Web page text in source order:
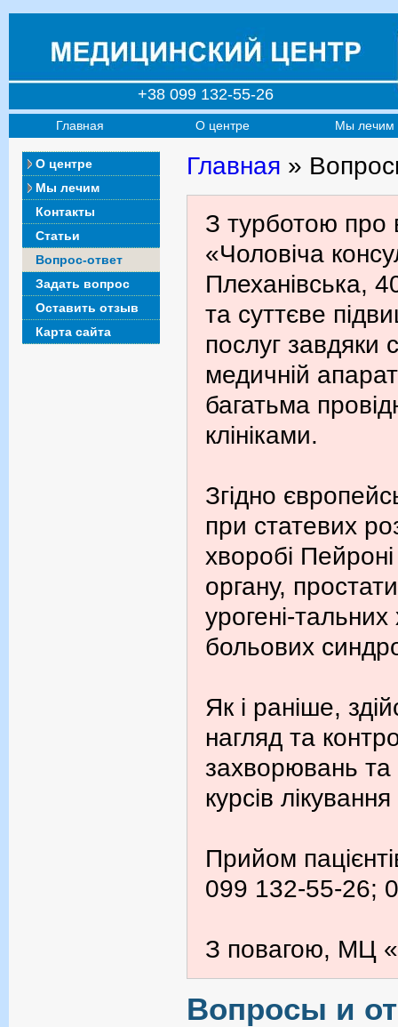
+38 099 132-55-26
Главная О центре Мы лечим
О центре
Мы лечим
Контакты
Статьи
Вопрос-ответ
Задать вопрос
Оставить отзыв
Карта сайта
Главная »
З турботою про
«Чоловіча
Плеханівська,
та суттєве
послуг завдяки
медичній
багатьма
клініками.
Згідно
при статевих
хворобі
органу,
урогені-
больових
Як і раніше,
нагляд та
захворювань
курсів лікування
Прийом
099 132-55-26;
З повагою, МЦ
Вопросы и